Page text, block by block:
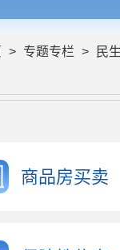
> 专题专栏 > 民
商品房买卖